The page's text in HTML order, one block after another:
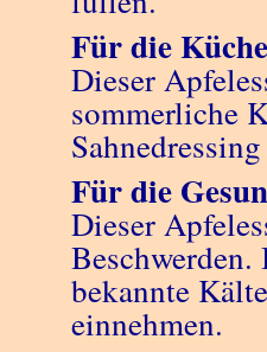
Für die
Dieser
sommerliche
Für die
Dieser
bekannte
einnehmen.